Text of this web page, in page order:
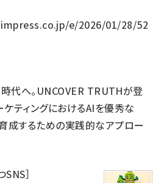
e/2026/01/28/52
時代へ。UNCOVER TRUTHが登
ケティングにおけるAIを優秀な
成するための実践的なアプロー
SNS］